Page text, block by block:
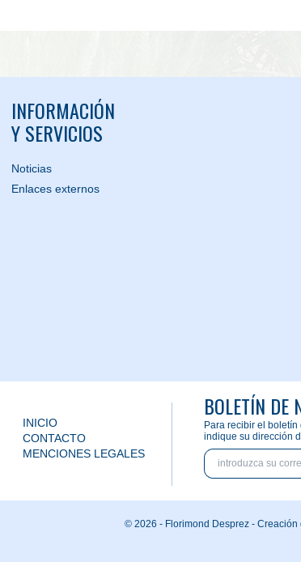
INFORMACIÓN
Y SERVICIOS
Noticias
Enlaces externos
INICIO
CONTACTO
MENCIONES LEGALES
BOLETÍN DE
Para recibir el boletín
indique su dirección
© 2026 - Florimond Desprez - Creación